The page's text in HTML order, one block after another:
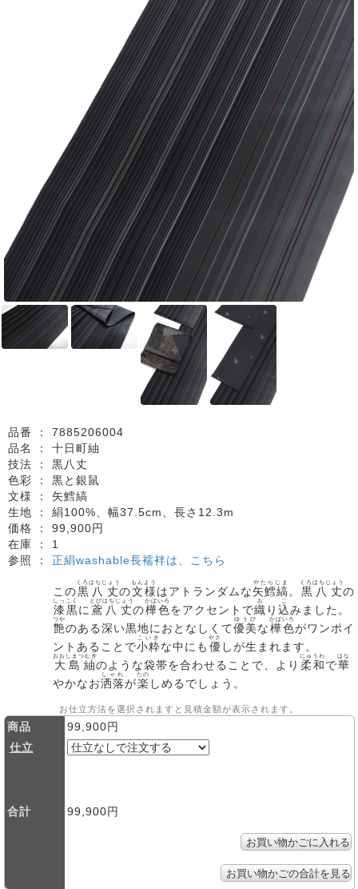
品番 ： 7885206004
品名 ： 十日町紬
技法 ： 黒八丈
色彩 ： 黒と銀鼠
文様 ： 矢鱈縞
生地 ： 絹100%、幅37.5cm、長さ12.3m
価格 ： 99,900円
在庫 ： 1
参照 ： 正絹washable長襦袢は、こちら
この黒八丈
くろはちじょう
の文様
もんよう
はアトランダムな矢鱈縞
やたらじま
。 黒八丈
くろはちじょう
の
漆黒
しっこく
に 鳶八丈
とびはちじょう
の樺色
かばいろ
をアクセントで織
お
り 込
こ
みました。
艶
つや
のある深い黒地におとなしくて優美
ゆうび
な樺色
かばいろ
がワンポイ
ントあることで小粋
こいき
な中にも 優
やさ
しが生まれます。
大島紬
おおしまつむぎ
のような袋帯を合わせることで、より 柔和
にゅうわ
で華
はな
やかなお洒落
しゃれ
が楽
たの
しめるでしょう。
お仕立方法を選択されますと見積金額が表示されます。
商品
99,900円
仕立
合計 99,900円